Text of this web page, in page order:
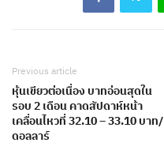
Previous article
หุ้นเขียวต่อเนื่อง บาทอ่อนสุดใน
รอบ 2 เดือน คาดสัปดาห์หน้า
เคลื่อนไหวที่ 32.10 – 33.10 บาท/
ดอลลาร์